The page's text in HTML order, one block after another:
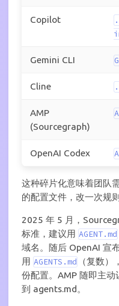
Copilot
Gemini CLI
Cline
AMP
(Sourcegraph)
OpenAI Codex
这种碎片化意味着团队
的配置文件，改一次规
2025 年 5 月，
标准，建议用 AGENT.md
域名。随后 OpenAI 宣
用 AGENTS.md
（复数
份配置。AMP 随即主
到 agents.md。